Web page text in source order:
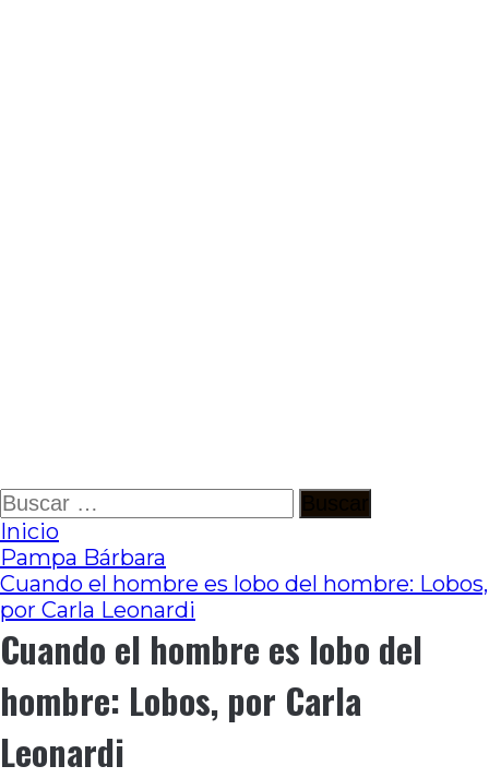
Ir
al
contenido
Buscar:
Inicio
Pampa Bárbara
Cuando el hombre es lobo del hombre: Lobos,
por Carla Leonardi
Cuando el hombre es lobo del
hombre: Lobos, por Carla
Leonardi